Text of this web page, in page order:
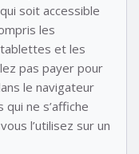
soit accessible
les
et les
pas payer pour
le navigateur
ne s’affiche
l’utilisez sur un